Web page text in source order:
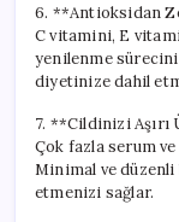
6. **Antioksidan
C vitamini, E
yenilenme
diyetinize dahil
7. **Cildinizi
Çok fazla serum
Minimal ve
etmenizi sağlar.